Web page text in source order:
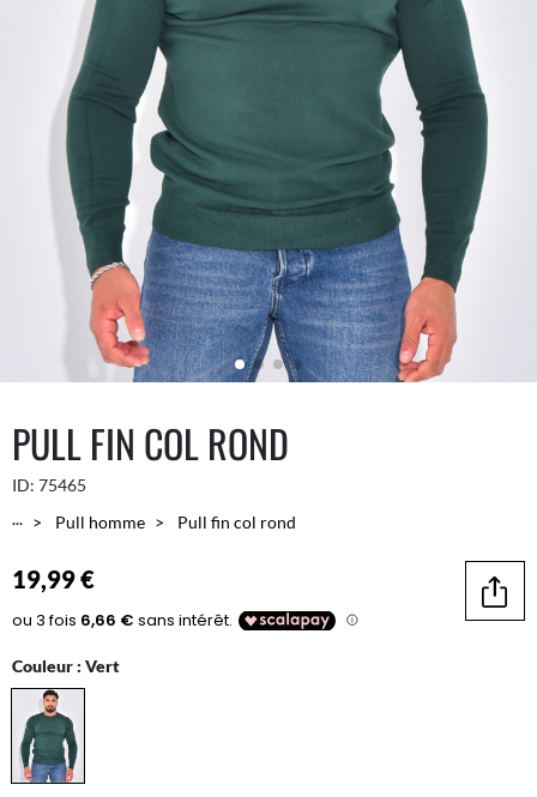
PULL FIN COL ROND
ID: 75465
...
Pull homme Pull fin col rond
19,99 €
Couleur : Vert